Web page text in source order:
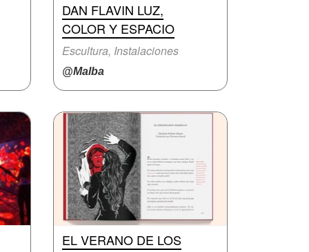
DAN FLAVIN LUZ,
COLOR Y ESPACIO
Escultura, Instalaciones
@Malba
EL VERANO DE LOS